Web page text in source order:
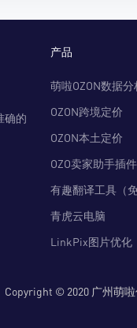
确的
产品
萌啦OZON数据分
OZON跨境定价
OZON本土定价
OZO卖家助手插件
有趣翻译工具（
青虎云电脑
LinkPix图片优化
Copyright © 2020 广州萌